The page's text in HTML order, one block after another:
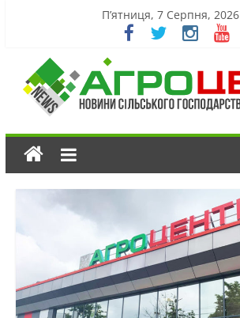
П’ятниця, 7 Серпня, 2026